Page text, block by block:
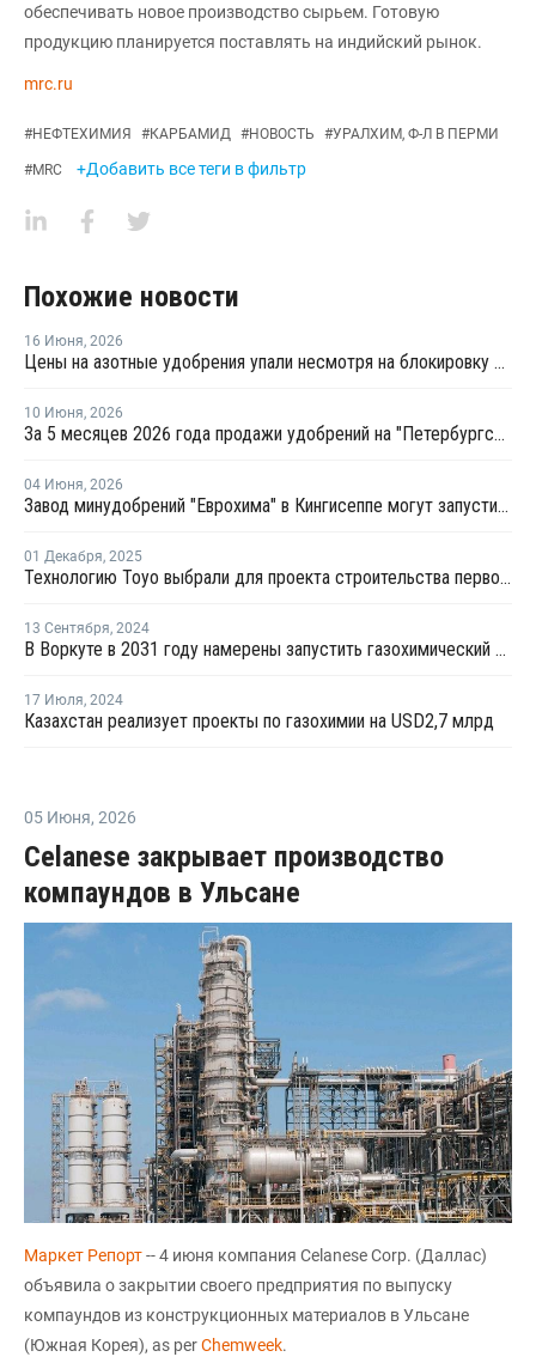
обеспечивать новое производство сырьем. Готовую
продукцию планируется поставлять на индийский рынок.
mrc.ru
#НЕФТЕХИМИЯ #КАРБАМИД #НОВОСТЬ #УРАЛХИМ, Ф-Л В ПЕРМИ
#MRC +Добавить все теги в фильтр
Похожие новости
16 Июня, 2026
Цены на азотные удобрения упали несмотря на блокировку Ормуза
10 Июня, 2026
За 5 месяцев 2026 года продажи удобрений на "Петербургской бирже" выросли на 16,1%
04 Июня, 2026
Завод минудобрений "Еврохима" в Кингисеппе могут запустить в третьем квартале 2026 года
01 Декабря, 2025
Технологию Toyo выбрали для проекта строительства первого в Казахстане завода карбамида
13 Сентября, 2024
В Воркуте в 2031 году намерены запустить газохимический комплекс
17 Июля, 2024
Казахстан реализует проекты по газохимии на USD2,7 млрд
05 Июня, 2026
Celanese закрывает производство
компаундов в Ульсане
Маркет Репорт-- 4 июня компания Celanese Corp. (Даллас)
объявила о закрытии своего предприятия по выпуску
компаундов из конструкционных материалов в Ульсане
(Южная Корея), as perChemweek.